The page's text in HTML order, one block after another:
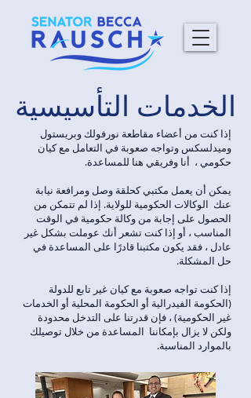
الخدمات التأسيسية
إذا كنت من أعضاء مقاطعة نورفولك وبريستول
وميدلسكس وتواجه صعوبة في التعامل مع كيان
حكومي ، أنا وفريقي هنا للمساعدة.
يمكن أن يعمل مكتبي كحلقة وصل ومرافعة نيابة
عنك الوكالات الحكومية للولاية. إذا لم تتمكن من
الحصول على إجابة من وكالة حكومية في الوقت
المناسب ، أو إذا كنت تشعر أنك عوملت بشكل غير
عادل ، فقد يكون مكتبنا قادرًا على المساعدة في
حل المشكلة.
إذا كنت تواجه صعوبة مع كيان غير تابع للدولة
(الحكومة الفيدرالية أو الحكومة المحلية أو الخدمات
غير الحكومية) ، فإن قدرتنا على التدخل محدودة
ولكن لا يزال بإمكاننا المساعدة من خلال توصيلك
بالموارد المناسبة.